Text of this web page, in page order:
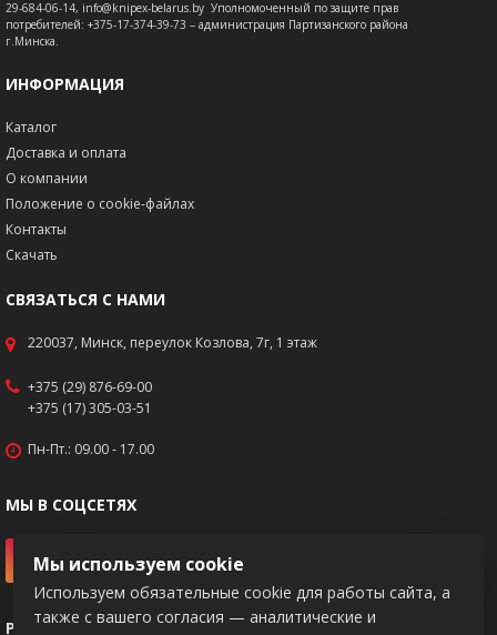
29-684-06-14, info@knipex-belarus.by Уполномоченный по защите прав
потребителей: +375-17-374-39-73 – администрация Партизанского района
г.Минска.
ИНФОРМАЦИЯ
Каталог
Доставка и оплата
О компании
Положение о cookie-файлах
Контакты
Скачать
СВЯЗАТЬСЯ С НАМИ
220037, Минск, переулок Козлова, 7г, 1 этаж
+375 (29) 876-69-00
+375 (17) 305-03-51
Пн-Пт.: 09.00 - 17.00
МЫ В СОЦСЕТЯХ
РЕКВИЗИТЫ
Мы используем cookie
Используем обязательные cookie для работы сайта, а
также с вашего согласия — аналитические и